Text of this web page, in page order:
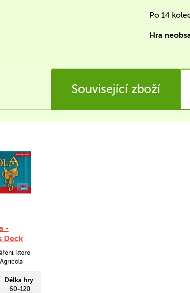
Po 14
Hra
Související zboží
-
Deck
které
se bude
lépe.
Délka hry
60-120